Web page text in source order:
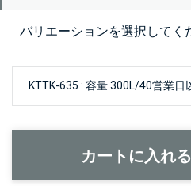
バリエーションを選択してく